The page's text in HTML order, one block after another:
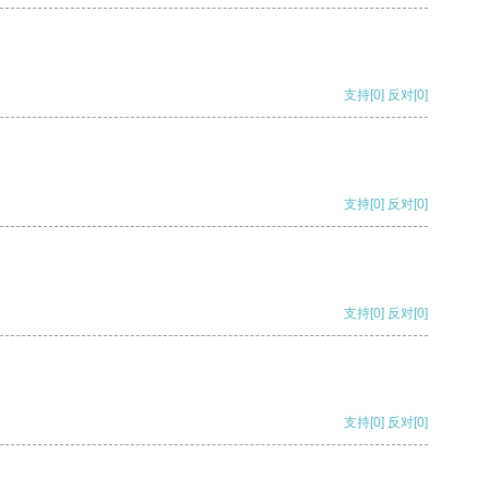
支持[0] 反对[0]
支持[0] 反对[0]
支持[0] 反对[0]
支持[0] 反对[0]